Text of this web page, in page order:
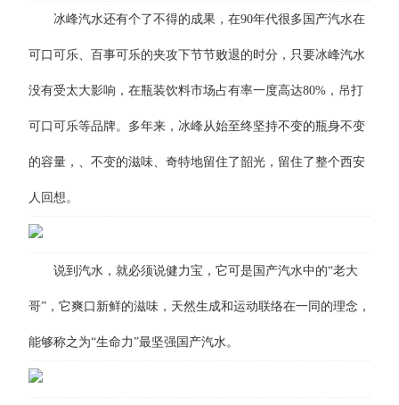
冰峰汽水还有个了不得的成果，在90年代很多国产汽水在
可口可乐、百事可乐的夹攻下节节败退的时分，只要冰峰汽水
没有受太大影响，在瓶装饮料市场占有率一度高达80%，吊打
可口可乐等品牌。多年来，冰峰从始至终坚持不变的瓶身不变
的容量，、不变的滋味、奇特地留住了韶光，留住了整个西安
人回想。
说到汽水，就必须说健力宝，它可是国产汽水中的“老大
哥”，它爽口新鲜的滋味，天然生成和运动联络在一同的理念，
能够称之为“生命力”最坚强国产汽水。